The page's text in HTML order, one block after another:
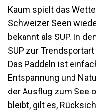
Kaum spielt das
Schweizer Seen
bekannt als SUP. In
SUP zur
Das Paddeln ist
Entspannung und
der Ausflug zum See
bleibt, gilt es,